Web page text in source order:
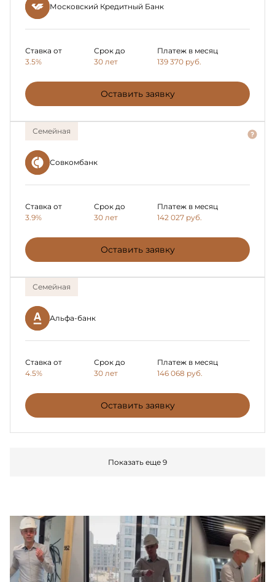
Московский Кредитный Банк
Ставка от
3.5%
Срок до
30 лет
Платеж в месяц
139 370 руб.
Оставить заявку
Семейная
Совкомбанк
Ставка от
3.9%
Срок до
30 лет
Платеж в месяц
142 027 руб.
Оставить заявку
Семейная
Альфа-банк
Ставка от
4.5%
Срок до
30 лет
Платеж в месяц
146 068 руб.
Оставить заявку
Показать еще 9